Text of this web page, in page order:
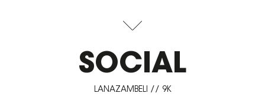
SOCIAL
LANAZAMBELI // 9K